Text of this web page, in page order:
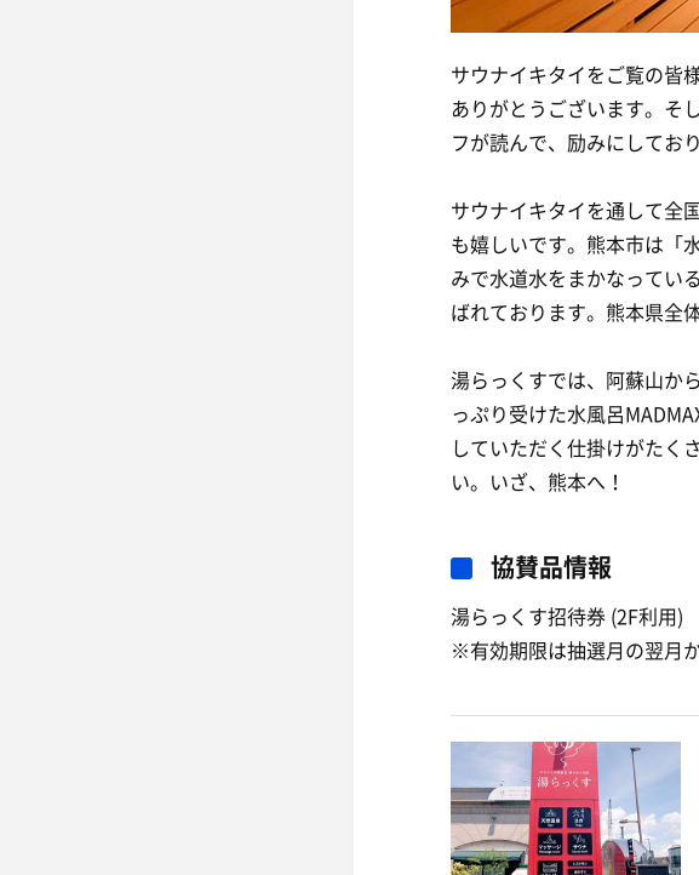
サウナイキタイをご覧の皆
ありがとうございます。そ
フが読んで、励みにしてお
サウナイキタイを通して全
も嬉しいです。熊本市は「
みで水道水をまかなってい
ばれております。熊本県全
湯らっくすでは、阿蘇山か
っぷり受けた水風呂
していただく仕掛けがたく
い。いざ、熊本へ！
協賛品情報
湯らっくす招待券 (2F利用)
※有効期限は抽選月の翌月